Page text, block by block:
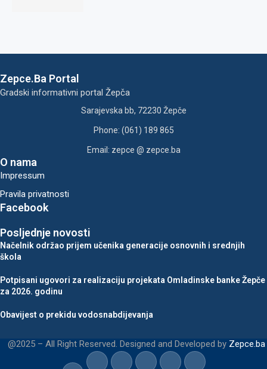
Zepce.Ba Portal
Gradski informativni portal Žepča
Sarajevska bb, 72230 Žepče
Phone: (061) 189 865
Email: zepce @ zepce.ba
O nama
Impressum
Pravila privatnosti
Facebook
Posljednje novosti
Načelnik održao prijem učenika generacije osnovnih i srednjih
škola
Potpisani ugovori za realizaciju projekata Omladinske banke Žepče
za 2026. godinu
Obavijest o prekidu vodosnabdijevanja
@2025 – All Right Reserved. Designed and Developed by Zepce.ba